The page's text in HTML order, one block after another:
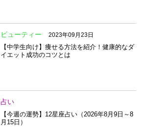
ビューティー 2023年09月23日
【中学生向け】痩せる方法を紹介！健康的なダ
イエット成功のコツとは
占い
【今週の運勢】12星座占い（2026年8月9日～8
月15日）